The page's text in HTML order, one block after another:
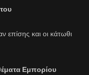
επίσης και οι κάτωθι
Εμπορίου